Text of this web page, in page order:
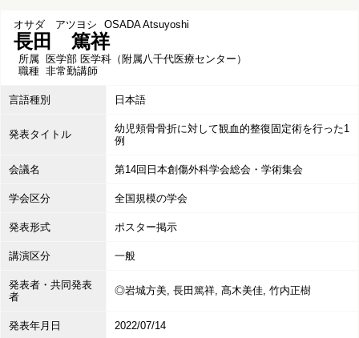
オサダ アツヨシ OSADA Atsuyoshi
長田 篤祥
所属 医学部 医学科（附属八千代医療センター）
職種 非常勤講師
言語種別 日本語
発表タイトル
幼児頬骨骨折に対して観血的整復固定術を行った1
例
会議名 第14回日本創傷外科学会総会・学術集会
学会区分 全国規模の学会
発表形式 ポスター掲示
講演区分 一般
発表者・共同発表
者
◎岩城方美, 長田篤祥, 髙木美佳, 竹内正樹
発表年月日 2022/07/14